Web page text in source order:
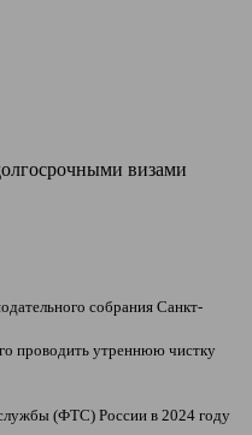
визами
собрания Санкт-
проводить утреннюю чистку
(ФТС) России в 2024 году